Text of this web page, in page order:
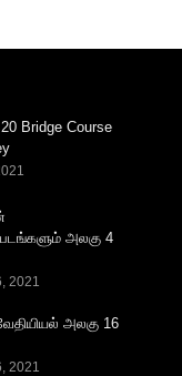
Bridge Course
அலகு 4
2021
அலகு 16
2021